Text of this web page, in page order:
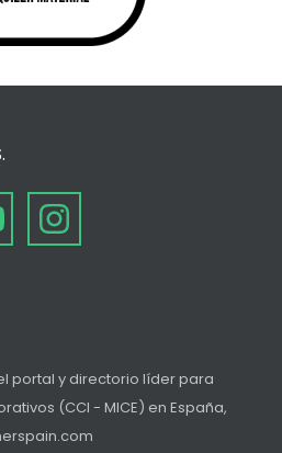
portal y directorio líder para
(CCI - MICE) en España,